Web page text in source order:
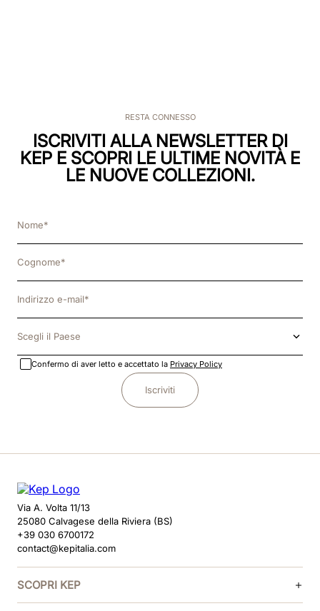
RESTA CONNESSO
ISCRIVITI ALLA NEWSLETTER DI
KEP E SCOPRI LE ULTIME NOVITÀ E
LE NUOVE COLLEZIONI.
Scegli il Paese
Confermo di aver letto e accettato la Privacy Policy
Iscriviti
Via A. Volta 11/13
25080 Calvagese della Riviera (BS)
+39 030 6700172
contact@kepitalia.com
SCOPRI KEP